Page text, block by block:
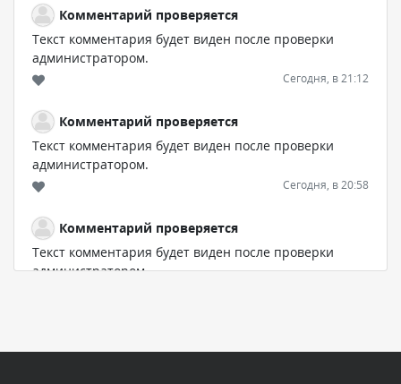
Комментарий проверяется
Текст комментария будет виден после проверки
администратором.
Сегодня, в 21:12
Комментарий проверяется
Текст комментария будет виден после проверки
администратором.
Сегодня, в 20:58
Комментарий проверяется
Текст комментария будет виден после проверки
администратором.